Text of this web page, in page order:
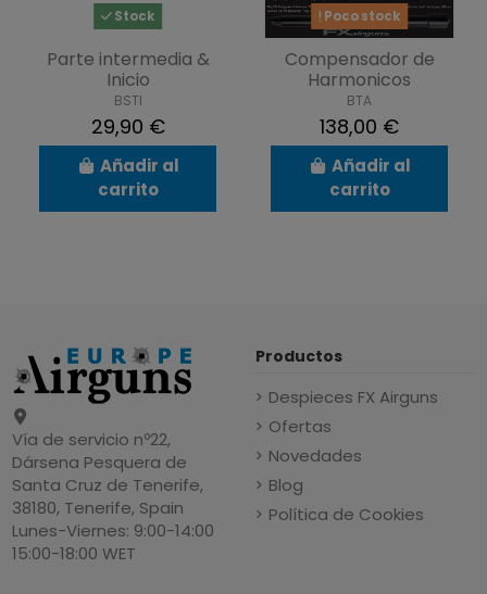
Stock
Parte intermedia &
Inicio
BSTI
29,90 €
Añadir al
carrito
Poco stock
Compensador de
Harmonicos
BTA
138,00 €
Añadir al
carrito
Vía de servicio nº22,
Dársena Pesquera de
Santa Cruz de Tenerife,
38180, Tenerife, Spain
Lunes-Viernes: 9:00-14:00
15:00-18:00 WET
Productos
Despieces FX Airguns
Ofertas
Novedades
Blog
Política de Cookies